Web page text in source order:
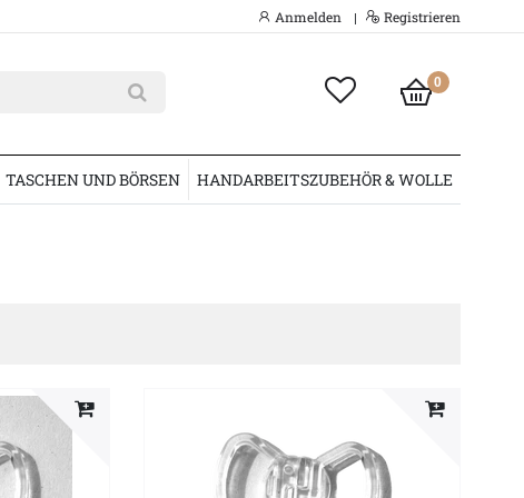
Anmelden | Registrieren
0
TASCHEN UND BÖRSEN HANDARBEITSZUBEHÖR & WOLLE